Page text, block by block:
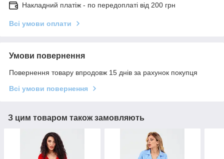
Накладний платіж - по передоплаті від 200 грн
Всі умови оплати
Умови повернення
Повернення товару впродовж 15 днів за рахунок покупця
Всі умови повернення
З цим товаром також замовляють